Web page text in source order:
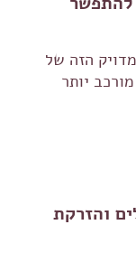
הזה של
יותר
והזרקת